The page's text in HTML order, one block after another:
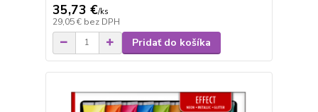
35,73 €/ks
29,05 € bez DPH
Pridať do košíka